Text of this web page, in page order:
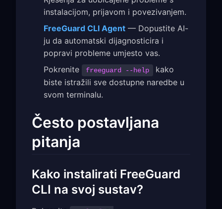
instalacijom, prijavom i povezivanjem.
FreeGuard CLI Agent — Dopustite AI-
ju da automatski dijagnosticira i
popravi probleme umjesto vas.
Pokrenite
freeguard --help
kako
biste istražili sve dostupne naredbe u
svom terminalu.
Često postavljana
pitanja
Kako instalirati FreeGuard
CLI na svoj sustav?